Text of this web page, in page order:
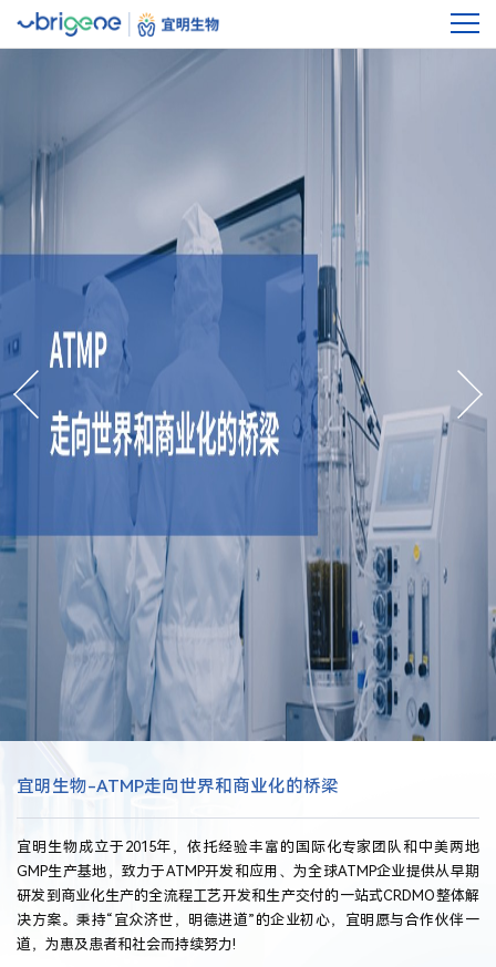
宜明生物-ATMP走向世界和商业化的桥梁
宜明生物成立于2015年，依托经验丰富的国际化专家团队和中美两地
GMP生产基地，致力于ATMP开发和应用、为全球ATMP企业提供从早期
研发到商业化生产的全流程工艺开发和生产交付的一站式CRDMO整体解
决方案。秉持“宜众济世，明德进道”的企业初心，宜明愿与合作伙伴一
道，为惠及患者和社会而持续努力!